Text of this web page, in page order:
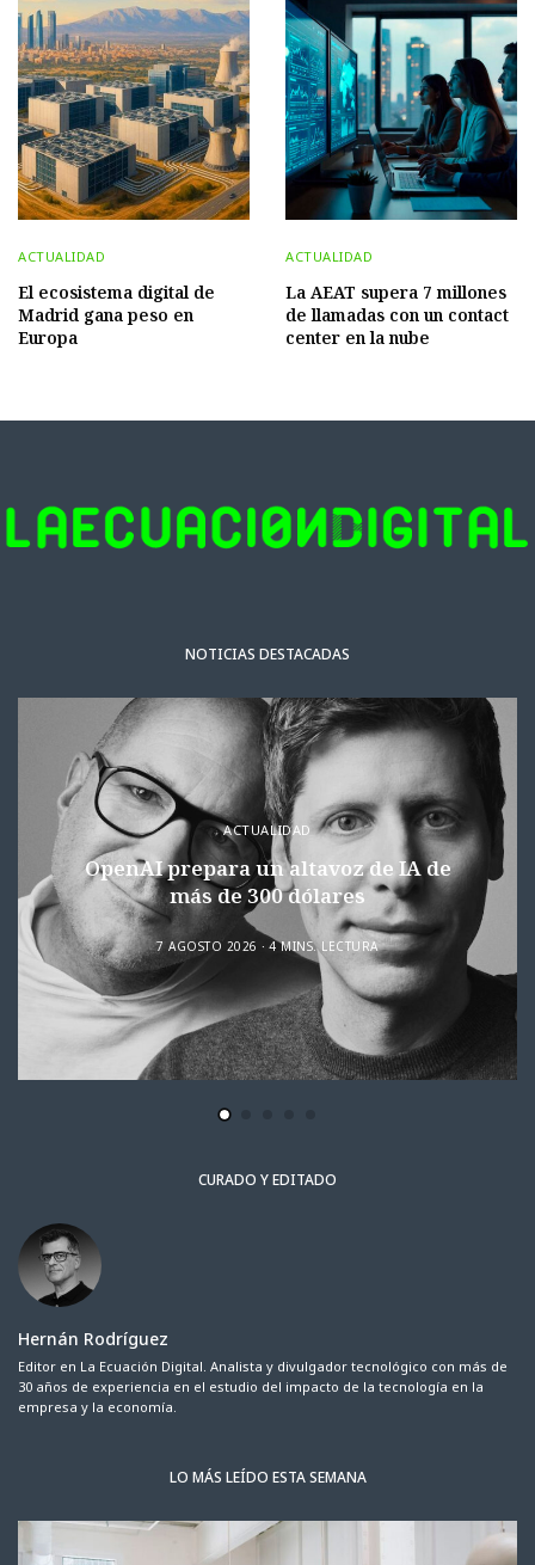
ACTUALIDAD
El ecosistema digital de
Madrid gana peso en
Europa
ACTUALIDAD
La AEAT supera 7 millones
de llamadas con un contact
center en la nube
NOTICIAS DESTACADAS
ACTUALIDAD
OpenAI prepara un altavoz de IA de
más de 300 dólares
7 AGOSTO 2026 4 MINS. LECTURA
CURADO Y EDITADO
Hernán Rodríguez
Editor en La Ecuación Digital. Analista y divulgador tecnológico con más de
30 años de experiencia en el estudio del impacto de la tecnología en la
empresa y la economía.
LO MÁS LEÍDO ESTA SEMANA